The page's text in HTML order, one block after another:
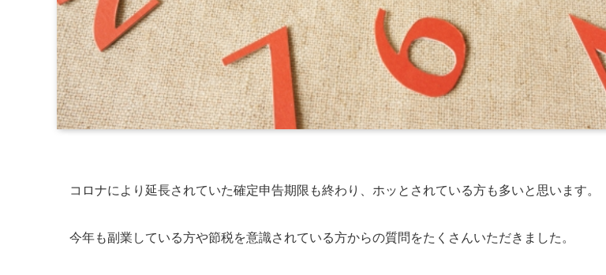
コロナにより延長されていた確定申告期限も終わり、ホッとされている方も多いと思います。
今年も副業している方や節税を意識されている方からの質問をたくさんいただきました。